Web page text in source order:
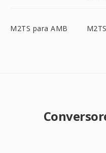
M2TS para AMB